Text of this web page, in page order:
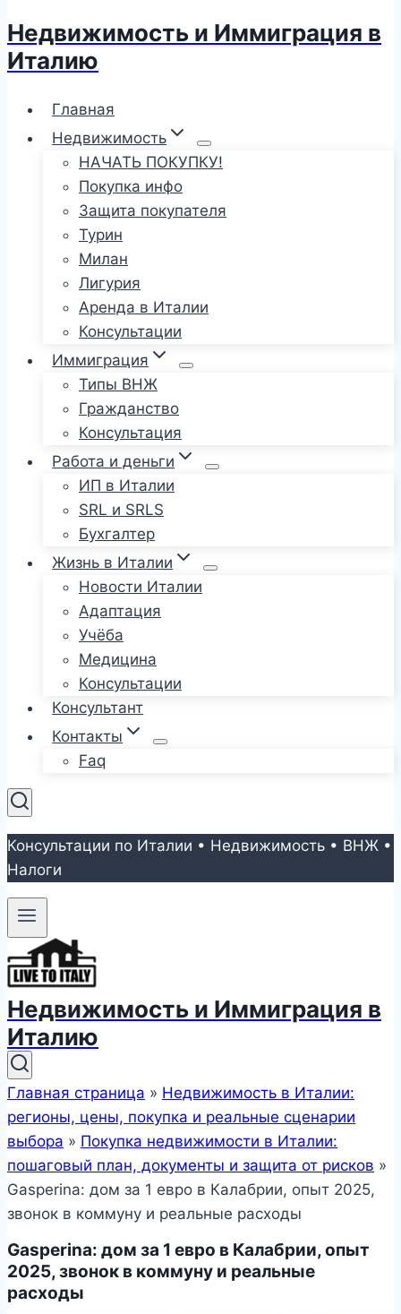
Недвижимость и Иммиграция в
Италию
Главная
Недвижимость
НАЧАТЬ ПОКУПКУ!
Покупка инфо
Защита покупателя
Турин
Милан
Лигурия
Аренда в Италии
Консультации
Иммиграция
Типы ВНЖ
Гражданство
Консультация
Работа и деньги
ИП в Италии
SRL и SRLS
Бухгалтер
Жизнь в Италии
Новости Италии
Адаптация
Учёба
Медицина
Консультации
Консультант
Контакты
Faq
Консультации по Италии • Недвижимость • ВНЖ •
Налоги
Недвижимость и Иммиграция в
Италию
Главная страница » Недвижимость в Италии:
регионы, цены, покупка и реальные сценарии
выбора » Покупка недвижимости в Италии:
пошаговый план, документы и защита от рисков »
Gasperina: дом за 1 евро в Калабрии, опыт 2025,
звонок в коммуну и реальные расходы
Gasperina: дом за 1 евро в Калабрии, опыт
2025, звонок в коммуну и реальные
расходы